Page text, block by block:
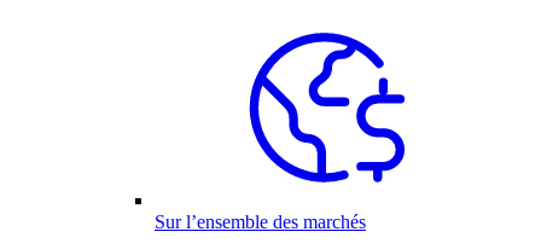
Sur l’ensemble des marchés